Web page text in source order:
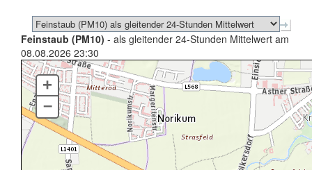
Feinstaub (PM10) - als gleitender 24-Stunden Mittelwert am
08.08.2026 23:30
+
–